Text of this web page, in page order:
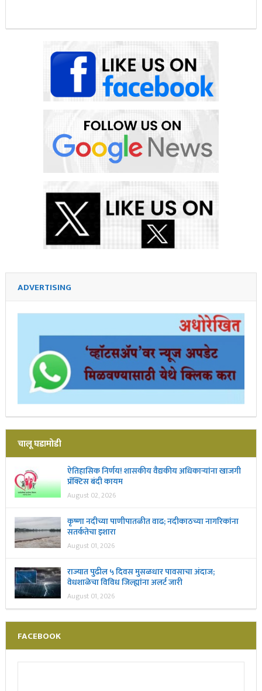
ADVERTISING
चालू घडामोडी
ऐतिहासिक निर्णय! शासकीय वैद्यकीय अधिकाऱ्यांना खाजगी
प्रॅक्टिस बंदी कायम
August 02, 2026
कृष्णा नदीच्या पाणीपातळीत वाढ; नदीकाठच्या नागरिकांना
सतर्कतेचा इशारा
August 01, 2026
राज्यात पुढील ५ दिवस मुसळधार पावसाचा अंदाज;
वेधशाळेचा विविध जिल्ह्यांना अलर्ट जारी
August 01, 2026
FACEBOOK